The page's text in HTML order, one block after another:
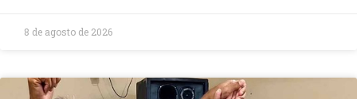
8 de agosto de 2026